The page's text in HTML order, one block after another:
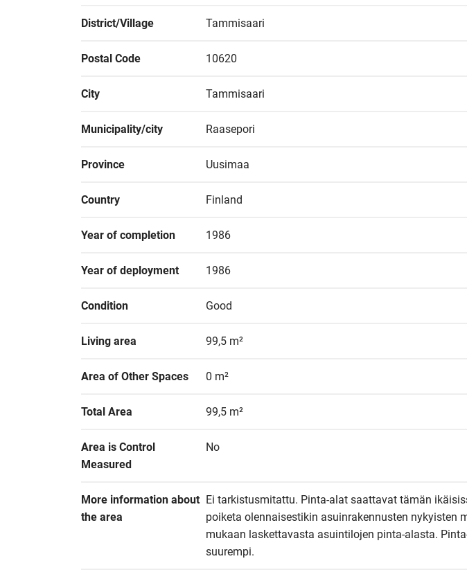
District/Village Tammisaari
Postal Code 10620
City Tammisaari
Municipality/city Raasepori
Province Uusimaa
Country Finland
Year of completion 1986
Year of deployment 1986
Condition Good
Living area 99,5 m²
Area of Other Spaces 0 m²
Total Area 99,5 m²
Area is Control
Measured
No
More information about
the area
Ei tarkistusmitattu. Pinta-alat saattavat tämän
poiketa olennaisestikin asuinrakennusten nykyisten
mukaan laskettavasta asuintilojen pinta-alasta.
suurempi.